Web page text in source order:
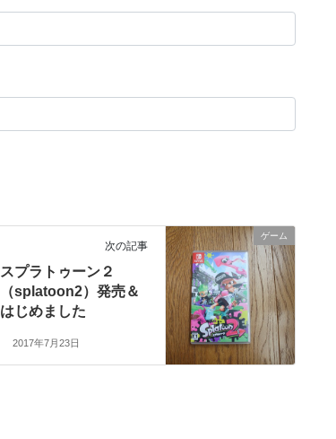
ゲーム
次の記事
スプラトゥーン２
（splatoon2）発売＆
はじめました
2017年7月23日